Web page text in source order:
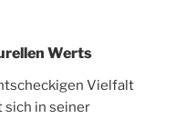
Werts
Vielfalt
sich in seiner